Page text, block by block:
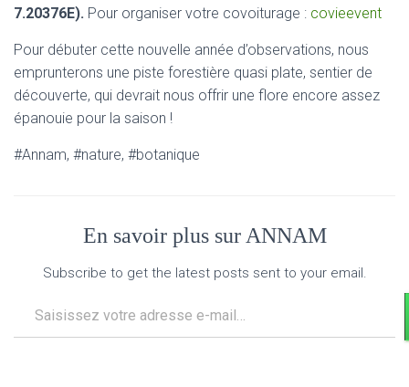
7.20376E). Pour organiser votre covoiturage : covieevent
Pour débuter cette nouvelle année d’observations, nous
emprunterons une piste forestière quasi plate, sentier de
découverte, qui devrait nous offrir une flore encore assez
épanouie pour la saison !
#Annam, #nature, #botanique
En savoir plus sur ANNAM
Subscribe to get the latest posts sent to your email.